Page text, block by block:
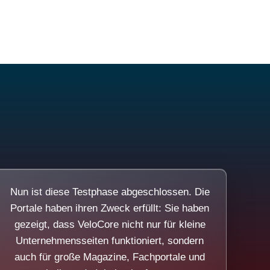
Nun ist diese Testphase abgeschlossen. Die
Portale haben ihren Zweck erfüllt: Sie haben
gezeigt, dass VeloCore nicht nur für kleine
Unternehmensseiten funktioniert, sondern
auch für große Magazine, Fachportale und